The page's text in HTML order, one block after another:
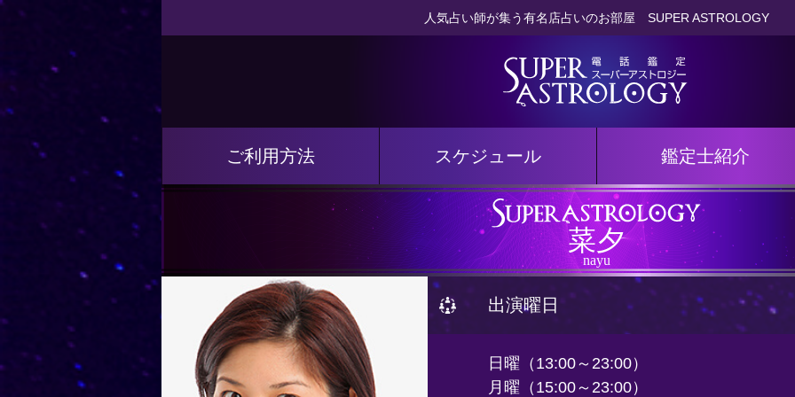
人気占い師が集う有名店占いのお部屋 SUPER ASTROLOGY
ご利用方法 スケジュール 鑑定士紹介
菜夕
nayu
出演曜日
日曜（13:00～23:00）
月曜（15:00～23:00）